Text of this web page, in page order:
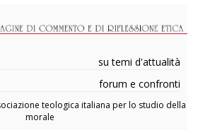
su temi d'attualità
forum e confronti
teologica italiana per lo studio della
morale